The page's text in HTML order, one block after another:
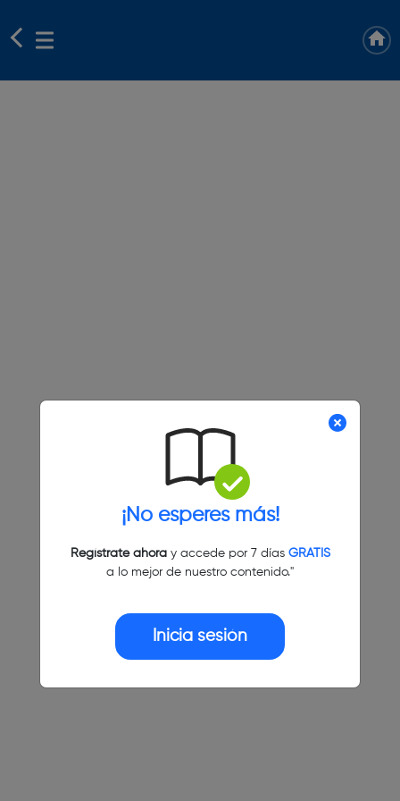
¡No esperes más!
Regístrate ahoray accede por 7 días GRATIS
a lo mejor de nuestro contenido."
Inicia sesión